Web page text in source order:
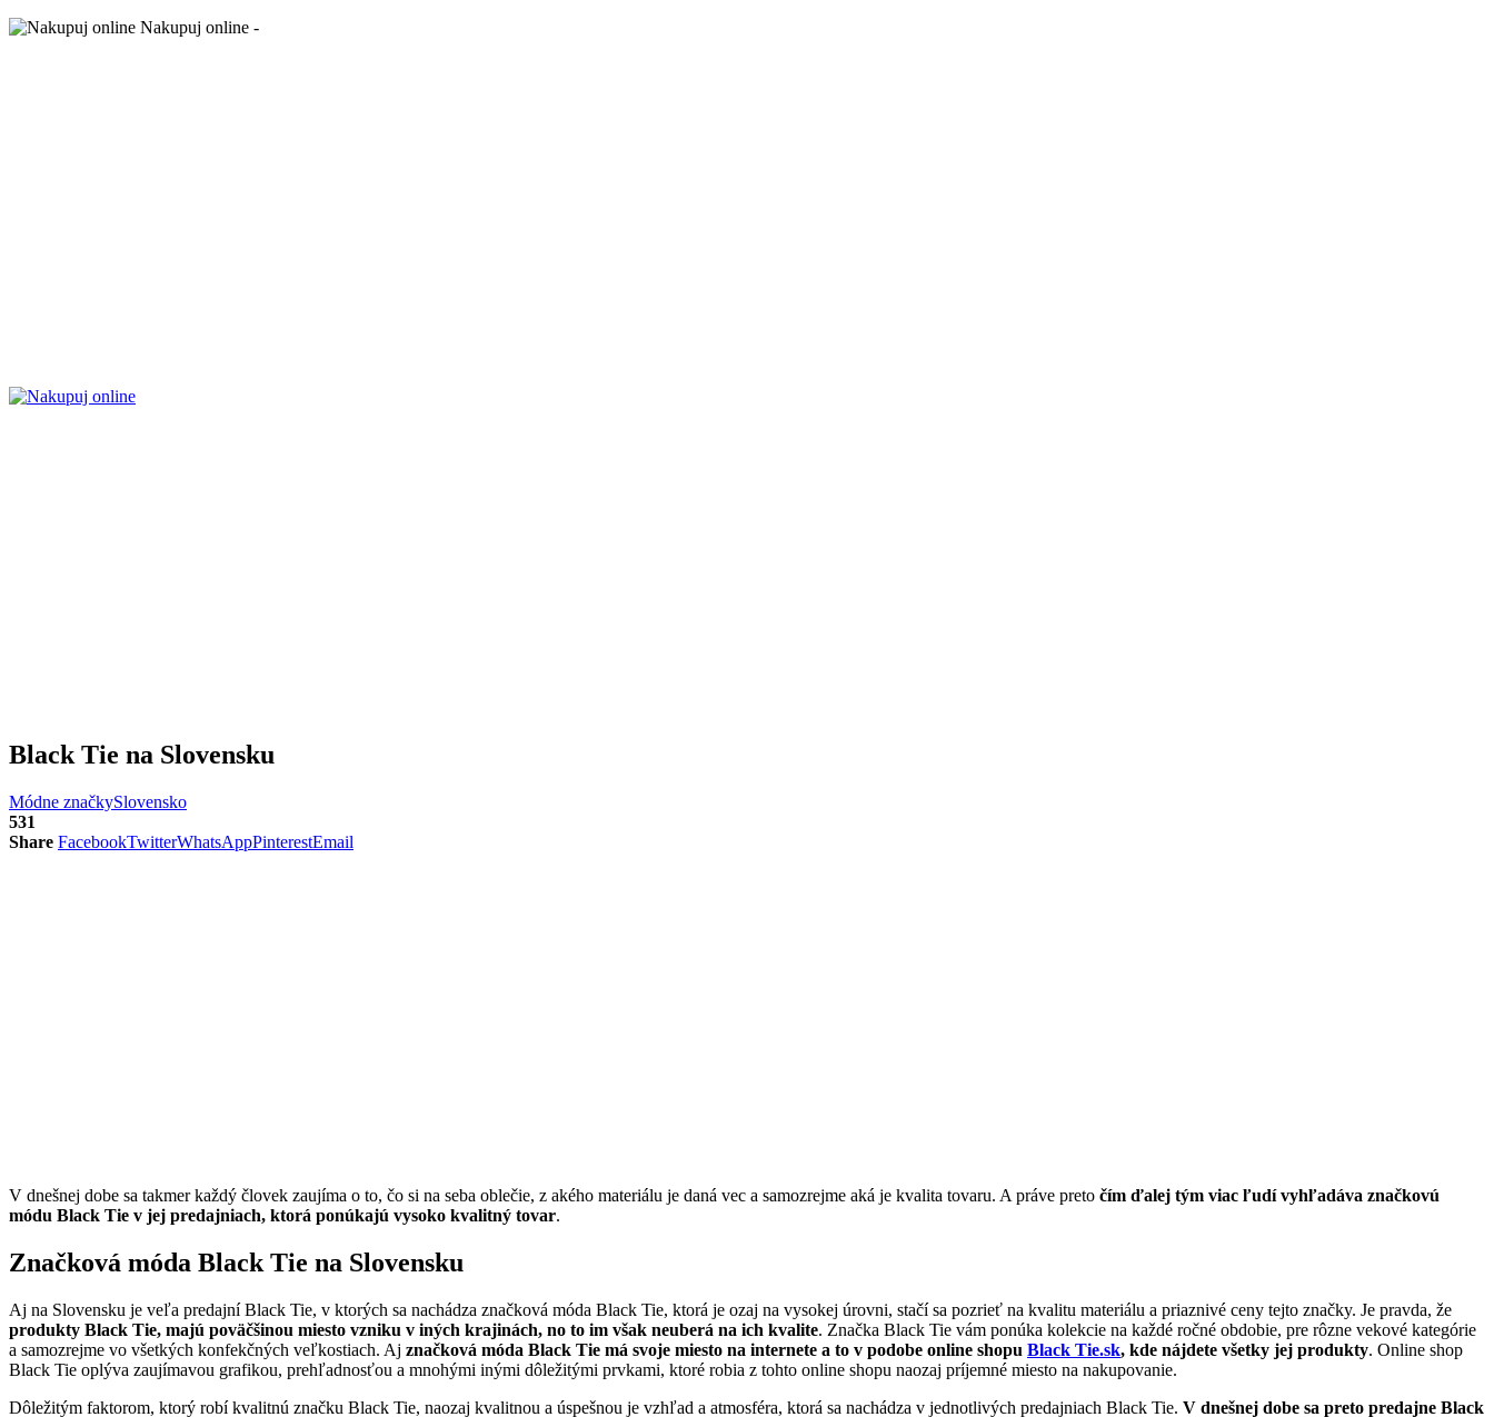
Nakupuj online -
Black Tie na Slovensku
Módne značkySlovensko
531
Share FacebookTwitterWhatsAppPinterestEmail
V dnešnej dobe sa takmer každý človek zaujíma o to, čo si na seba oblečie, z akého materiálu je daná vec a samozrejme aká je kvalita tovaru. A práve preto čím ďalej tým viac ľudí vyhľadáva značkovú
módu Black Tie v jej predajniach, ktorá ponúkajú vysoko kvalitný tovar.
Značková móda Black Tie na Slovensku
Aj na Slovensku je veľa predajní Black Tie, v ktorých sa nachádza značková móda Black Tie, ktorá je ozaj na vysokej úrovni, stačí sa pozrieť na kvalitu materiálu a priaznivé ceny tejto značky. Je pravda, že
produkty Black Tie, majú poväčšinou miesto vzniku v iných krajinách, no to im však neuberá na ich kvalite. Značka Black Tie vám ponúka kolekcie na každé ročné obdobie, pre rôzne vekové kategórie
a samozrejme vo všetkých konfekčných veľkostiach. Aj značková móda Black Tie má svoje miesto na internete a to v podobe online shopu Black Tie.sk, kde nájdete všetky jej produkty. Online shop
Black Tie oplýva zaujímavou grafikou, prehľadnosťou a mnohými inými dôležitými prvkami, ktoré robia z tohto online shopu naozaj príjemné miesto na nakupovanie.
Dôležitým faktorom, ktorý robí kvalitnú značku Black Tie, naozaj kvalitnou a úspešnou je vzhľad a atmosféra, ktorá sa nachádza v jednotlivých predajniach Black Tie. V dnešnej dobe sa preto predajne Black